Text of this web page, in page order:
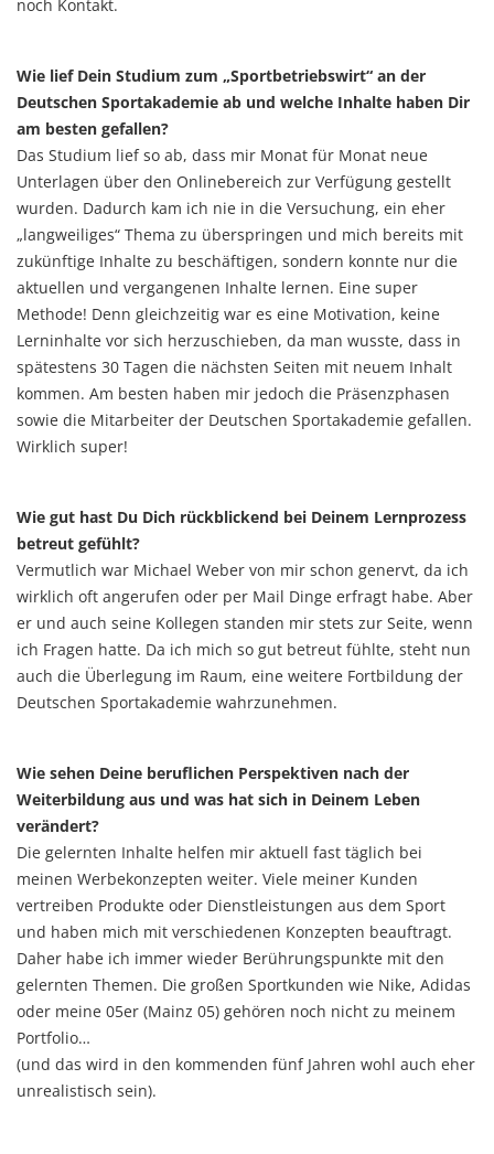
noch Kontakt.
Wie lief Dein Studium zum „Sportbetriebswirt“ an der
Deutschen Sportakademie ab und welche Inhalte haben Dir
am besten gefallen?
Das Studium lief so ab, dass mir Monat für Monat neue
Unterlagen über den Onlinebereich zur Verfügung gestellt
wurden. Dadurch kam ich nie in die Versuchung, ein eher
„langweiliges“ Thema zu überspringen und mich bereits mit
zukünftige Inhalte zu beschäftigen, sondern konnte nur die
aktuellen und vergangenen Inhalte lernen. Eine super
Methode! Denn gleichzeitig war es eine Motivation, keine
Lerninhalte vor sich herzuschieben, da man wusste, dass in
spätestens 30 Tagen die nächsten Seiten mit neuem Inhalt
kommen. Am besten haben mir jedoch die Präsenzphasen
sowie die Mitarbeiter der Deutschen Sportakademie gefallen.
Wirklich super!
Wie gut hast Du Dich rückblickend bei Deinem Lernprozess
betreut gefühlt?
Vermutlich war Michael Weber von mir schon genervt, da ich
wirklich oft angerufen oder per Mail Dinge erfragt habe. Aber
er und auch seine Kollegen standen mir stets zur Seite, wenn
ich Fragen hatte. Da ich mich so gut betreut fühlte, steht nun
auch die Überlegung im Raum, eine weitere Fortbildung der
Deutschen Sportakademie wahrzunehmen.
Wie sehen Deine beruflichen Perspektiven nach der
Weiterbildung aus und was hat sich in Deinem Leben
verändert?
Die gelernten Inhalte helfen mir aktuell fast täglich bei
meinen Werbekonzepten weiter. Viele meiner Kunden
vertreiben Produkte oder Dienstleistungen aus dem Sport
und haben mich mit verschiedenen Konzepten beauftragt.
Daher habe ich immer wieder Berührungspunkte mit den
gelernten Themen. Die großen Sportkunden wie Nike, Adidas
oder meine 05er (Mainz 05) gehören noch nicht zu meinem
Portfolio…
(und das wird in den kommenden fünf Jahren wohl auch eher
unrealistisch sein).